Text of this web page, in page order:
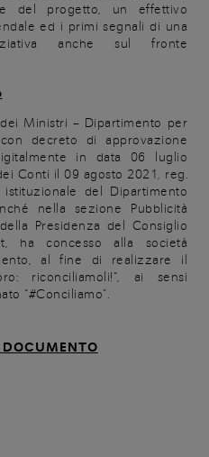
del progetto, un effettivo
ed i primi segnali di una
anche sul fronte
Ministri – Dipartimento per
decreto di approvazione
in data 06 luglio
Conti il 09 agosto 2021, reg.
del Dipartimento
nella sezione Pubblicità
Presidenza del Consiglio
ha concesso alla società
al fine di realizzare il
riconciliamoli!”, ai sensi
“#Conciliamo”.